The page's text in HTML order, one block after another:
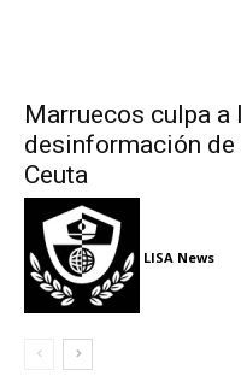
Marruecos culpa a
desinformación
Ceuta
LISA News